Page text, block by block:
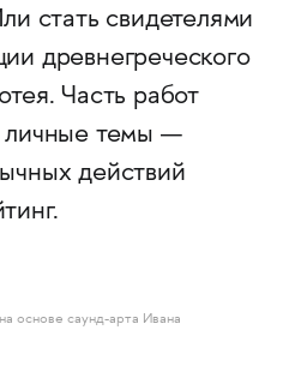
стать свидетелями
древнегреческого
Часть работ
личные темы —
действий
основе саунд-арта Ивана